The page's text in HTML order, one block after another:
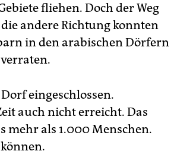
fliehen. Doch der Weg
andere Richtung konnten
in den arabischen Dörfern
eingeschlossen.
auch nicht erreicht. Das
mehr als 1.000 Menschen.